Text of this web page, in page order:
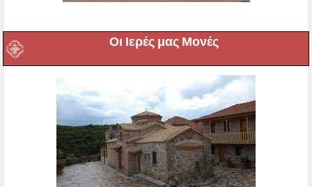
Οι Ιερές μας Μονές